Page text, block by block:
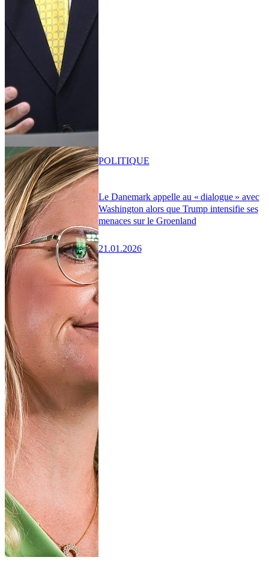
Le Danemark appelle au « dialogue » avec
Washington alors que Trump intensifie ses
menaces sur le Groenland
21.01.2026
POLITIQUE